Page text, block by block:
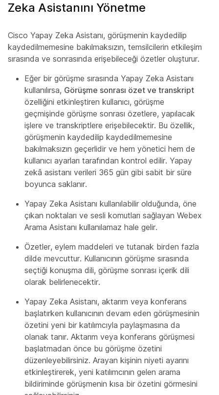
Zeka Asistanını Yönetme
Cisco Yapay Zeka Asistanı, görüşmenin kaydedilip
kaydedilmemesine bakılmaksızın, temsilcilerin etkileşim
sırasında ve sonrasında erişebileceği özetler oluşturur.
Eğer bir görüşme sırasında Yapay Zeka Asistanı
kullanılırsa, Görüşme sonrası özet ve transkript
özelliğini etkinleştiren kullanıcı, görüşme
geçmişinde görüşme sonrası özetlere, yapılacak
işlere ve transkriptlere erişebilecektir. Bu özellik,
görüşmenin kaydedilip kaydedilmemesine
bakılmaksızın geçerlidir ve hem yönetici hem de
kullanıcı ayarları tarafından kontrol edilir. Yapay
zekâ asistanı verileri 365 gün gibi sabit bir süre
boyunca saklanır.
Yapay Zeka Asistanı kullanılabilir olduğunda, öne
çıkan noktaları ve sesli komutları sağlayan Webex
Arama Asistanı kullanılamaz hale gelir.
Özetler, eylem maddeleri ve tutanak birden fazla
dilde mevcuttur. Kullanıcının görüşme sırasında
seçtiği konuşma dili, görüşme sonrası içerik dili
olarak belirlenecektir.
Yapay Zeka Asistanı, aktarım veya konferans
başlatırken kullanıcının devam eden görüşmesinin
özetini yeni bir katılımcıyla paylaşmasına da
olanak tanır. Aktarım veya konferans görüşmesi
başlatmadan önce bu görüşme özetini
düzenleyebilirsiniz. Arayan kişinin niyeti ayarını
etkinleştirerek, yeni katılımcının gelen arama
bildiriminde görüşmenin kısa bir özetini görmesini